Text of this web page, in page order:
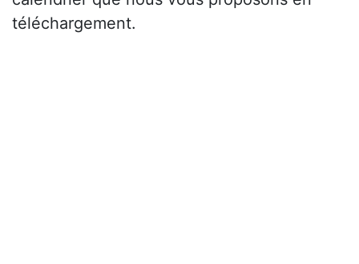
téléchargement.